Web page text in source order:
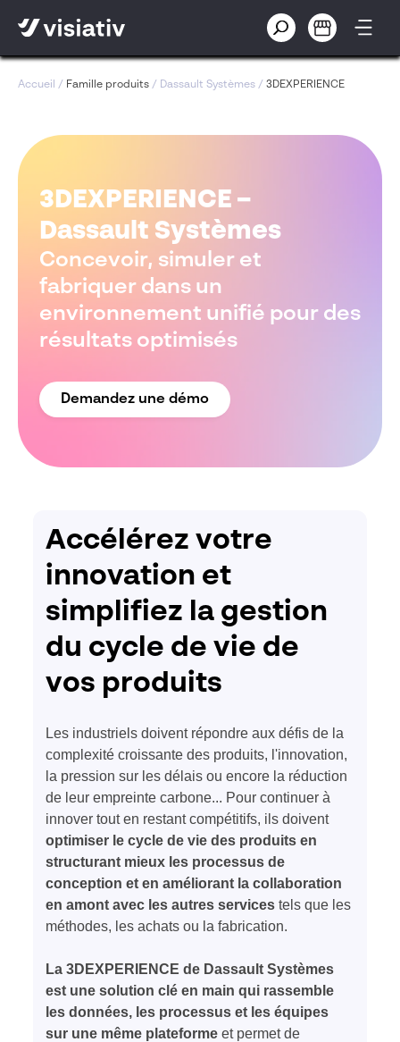
Accueil / Famille produits / Dassault Systèmes / 3DEXPERIENCE
3DEXPERIENCE –
Dassault Systèmes
Concevoir, simuler et
fabriquer dans un
environnement unifié pour des
résultats optimisés
Demandez une démo
Accélérez votre
innovation et
simplifiez la gestion
du cycle de vie de
vos produits
Les industriels doivent répondre aux défis de la
complexité croissante des produits, l'innovation,
la pression sur les délais ou encore la réduction
de leur empreinte carbone... Pour continuer à
innover tout en restant compétitifs, ils doivent
optimiser le cycle de vie des produits en
structurant mieux les processus de
conception et en améliorant la collaboration
en amont avec les autres services tels que les
méthodes, les achats ou la fabrication.
La 3DEXPERIENCE de Dassault Systèmes
est une solution clé en main qui rassemble
les données, les processus et les équipes
sur une même plateforme et permet de